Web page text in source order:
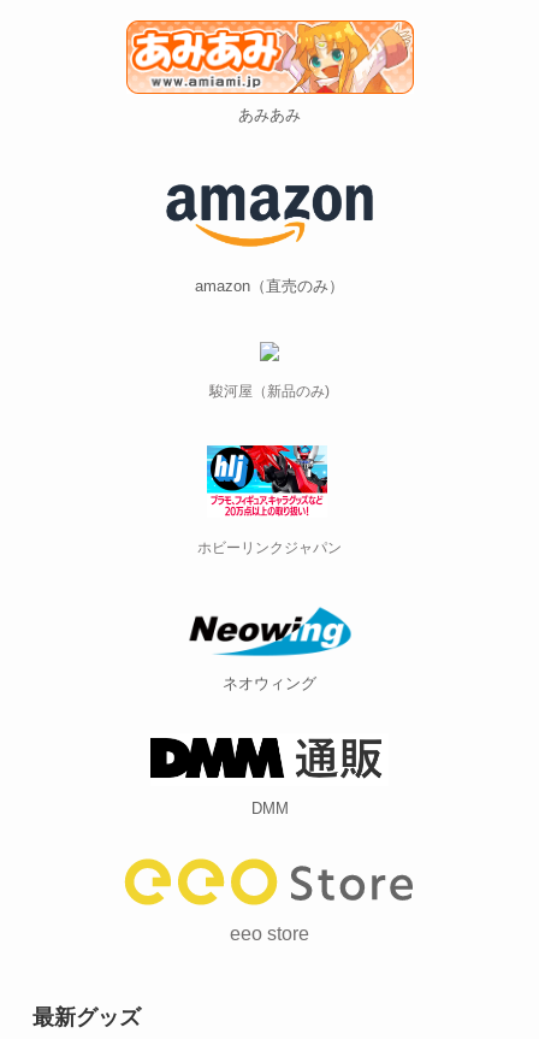
あみあみ
amazon（直売のみ）
駿河屋（新品のみ)
ホビーリンクジャパン
ネオウィング
DMM
eeo store
最新グッズ